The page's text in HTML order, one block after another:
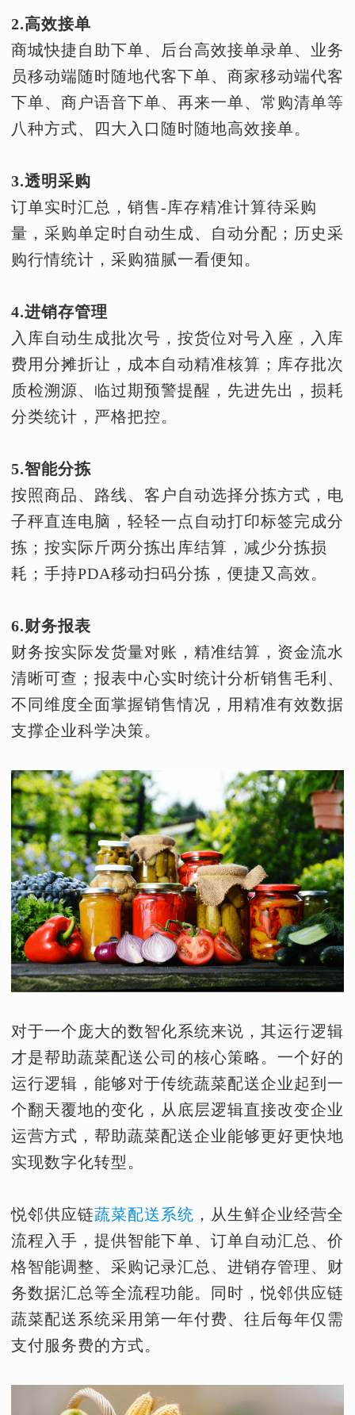
2.高效接单
商城快捷自助下单、后台高效接单录单、业务
员移动端随时随地代客下单、商家移动端代客
下单、商户语音下单、再来一单、常购清单等
八种方式、四大入口随时随地高效接单。
3.透明采购
订单实时汇总，销售-库存精准计算待采购
量，采购单定时自动生成、自动分配；历史采
购行情统计，采购猫腻一看便知。
4.进销存管理
入库自动生成批次号，按货位对号入座，入库
费用分摊折让，成本自动精准核算；库存批次
质检溯源、临过期预警提醒，先进先出，损耗
分类统计，严格把控。
5.智能分拣
按照商品、路线、客户自动选择分拣方式，电
子秤直连电脑，轻轻一点自动打印标签完成分
拣；按实际斤两分拣出库结算，减少分拣损
耗；手持PDA移动扫码分拣，便捷又高效。
6.财务报表
财务按实际发货量对账，精准结算，资金流水
清晰可查；报表中心实时统计分析销售毛利、
不同维度全面掌握销售情况，用精准有效数据
支撑企业科学决策。
对于一个庞大的数智化系统来说，其运行逻辑
才是帮助蔬菜配送公司的核心策略。一个好的
运行逻辑，能够对于传统蔬菜配送企业起到一
个翻天覆地的变化，从底层逻辑直接改变企业
运营方式，帮助蔬菜配送企业能够更好更快地
实现数字化转型。
悦邻供应链蔬菜配送系统 ，从生鲜企业经营全
流程入手，提供智能下单、订单自动汇总、价
格智能调整、采购记录汇总、进销存管理、财
务数据汇总等全流程功能。同时，悦邻供应链
蔬菜配送系统采用第一年付费、往后每年仅需
支付服务费的方式。